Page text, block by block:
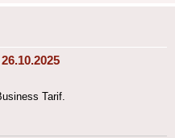
Tarif.